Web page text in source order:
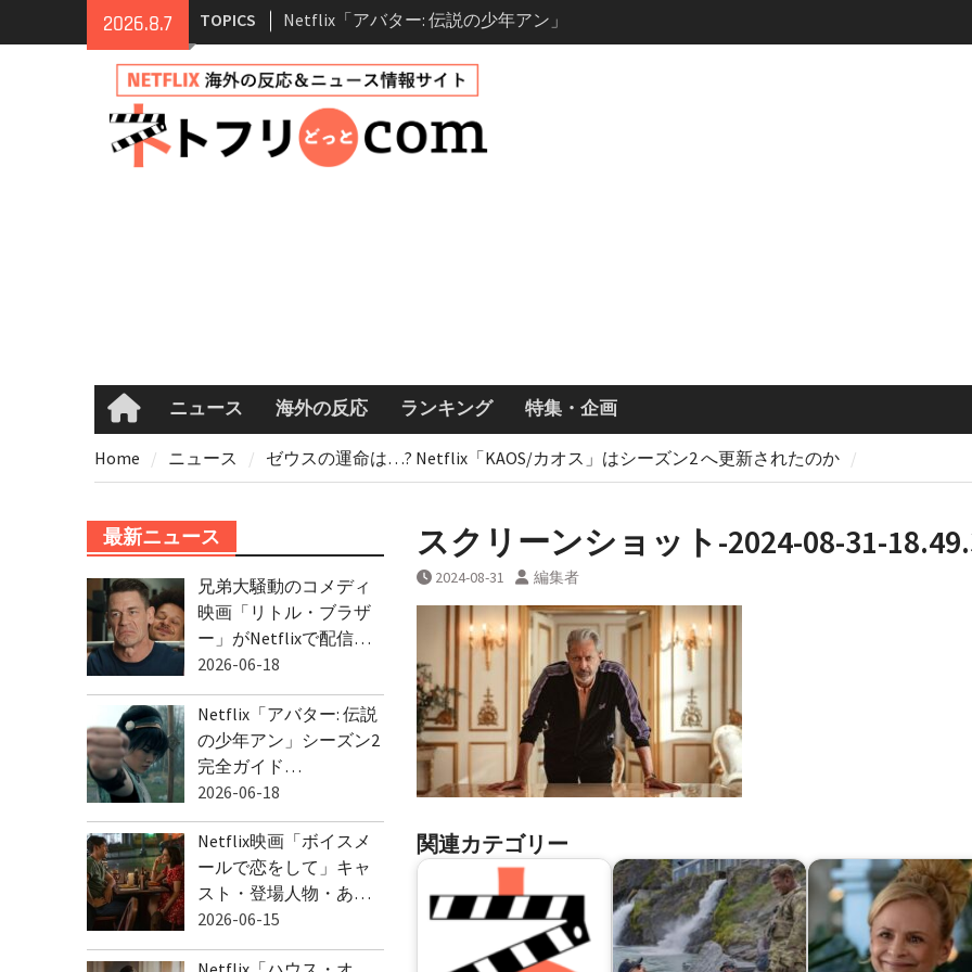
2026.8.7 TOPICS
情報
Netflix映画「ボイスメールで恋をし
て」キャスト・登場人物・あらすじ
まとめ｜ゾーイ・ドゥイッチ主演ロ
マコメ
Netflix「ハウス・オブ・ギネス」シ
Homeニュース 海外の反応 ランキング 特集・企画
Home ニュース ゼウスの運命は…? Netflix「KAOS/カオス」はシーズン2 へ更新されたのか
スクリーンショット-2024-08-31-
2024-08-31 編集者
関連カテゴリー
最新ニュース
兄弟大騒動のコメディ
映画「リトル・ブラザ
ー」がNetflixで配信…
2026-06-18
Netflix「アバター: 伝説
の少年アン」シーズン2
完全ガイド…
2026-06-18
Netflix映画「ボイスメ
ールで恋をして」キャ
スト・登場人物・あ…
2026-06-15